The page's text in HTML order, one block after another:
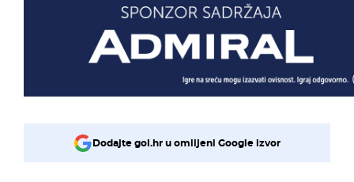
Dodajte gol.hr u omiljeni Google izvor